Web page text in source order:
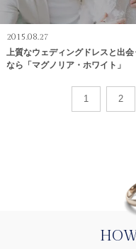
2015.08.27
上質なウェディングドレスと出会
なら「マグノリア・ホワイト」
1 2